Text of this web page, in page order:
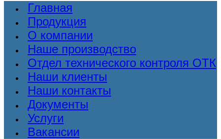
Главная
Продукция
О компании
Наше производство
Отдел технического контроля ОТК
Наши клиенты
Наши контакты
Документы
Услуги
Вакансии